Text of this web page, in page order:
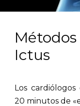
Ictus
Los
20 minutos de